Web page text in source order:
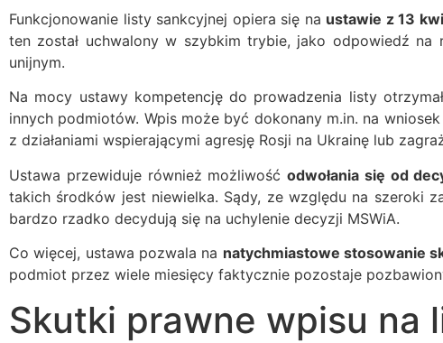
Funkcjonowanie listy sankcyjnej opiera się na ustawie z 13
ten został uchwalony w szybkim trybie, jako odpowiedź
unijnym.
Na mocy ustawy kompetencję do prowadzenia listy otrzymał
innych podmiotów. Wpis może być dokonany m.in. na
z działaniami wspierającymi agresję Rosji na Ukrainę lub
Ustawa przewiduje również możliwośćodwołania się od
takich środków jest niewielka. Sądy, ze względu na szeroki
bardzo rzadko decydują się na uchylenie decyzji MSWiA.
Co więcej, ustawa pozwala na natychmiastowe stosowanie
podmiot przez wiele miesięcy faktycznie pozostaje
Skutki prawne wpisu na